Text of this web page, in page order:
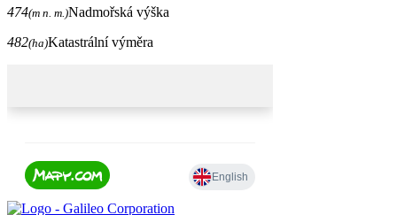
474(m n. m.)Nadmořská výška
482(ha)Katastrální výměra